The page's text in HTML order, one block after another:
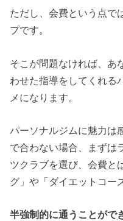
ただし、会費という点で
プです。
そこが問題なければ、あ
わせた指導をしてくれる
メになります。
パーソナルジムに魅力は
で合わない場合、まずは
ツクラブを選び、会費と
グ」や「ダイエットコー
半強制的に通うことがで